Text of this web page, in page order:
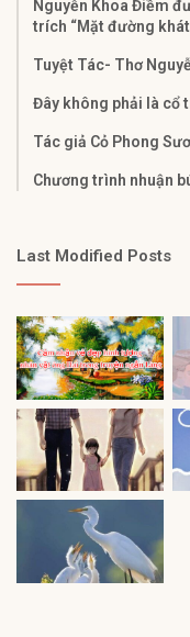
Nguyễn Khoa Điềm
trích “Mặt đường khát
Tuyệt Tác- Thơ
Đây không phải là cổ
Tác giả Cỏ Phong
Chương trình nhuận
Last Modified Posts